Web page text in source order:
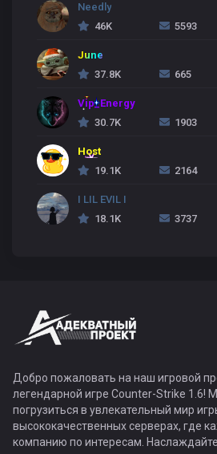
Needly
46K
5593
June
37.8K
665
Vip_Energy
30.7K
1903
Host
19.1K
2164
I LIL EVIL I
18.1K
3737
Добро пожаловать на наш игровой
легендарной игре Counter-Strike 1.6!
погрузиться в увлекательный мир
высококачественных серверах, где
компанию по интересам.